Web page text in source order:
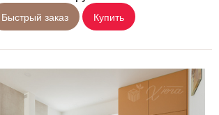
Быстрый заказ
Купить